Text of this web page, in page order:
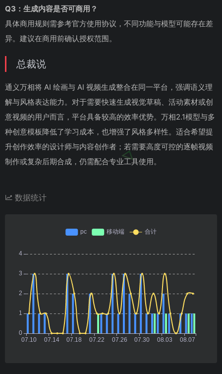
Q3：生成内容是否可商用？
具体商用规则需参考官方使用协议，不同功能与模型可能存在差
异。建议在商用前确认授权范围。
总裁说
通义万相将 AI 绘画与 AI 视频生成整合在同一平台，强调语义理
解与风格表达能力。对于需要快速生成视觉草稿、活动素材或创
意视频的用户而言，平台具备较高的效率优势。万相2.1模型与多
种创意模板降低了学习成本，也增强了风格多样性。适合希望提
升创作效率的设计师与内容创作者；若需要高度可控的逐帧视频
制作或复杂后期合成，仍需配合专业工具使用。
数据统计